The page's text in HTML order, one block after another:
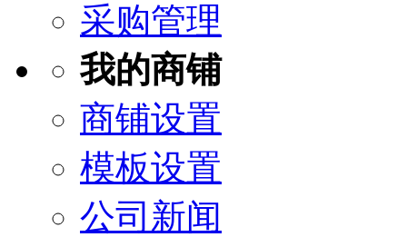
采购管理
我的商铺
商铺设置
模板设置
公司新闻